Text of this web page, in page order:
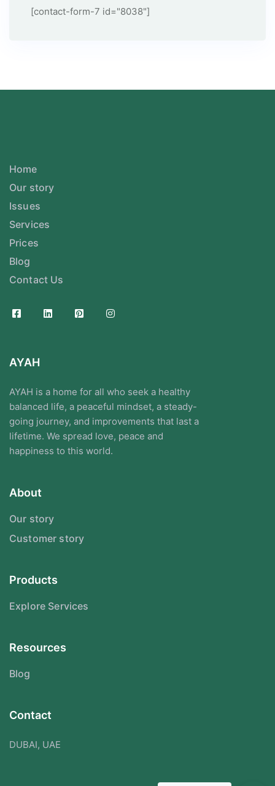
[contact-form-7 id="8038"]
Home
Our story
Issues
Services
Prices
Blog
Contact Us
AYAH
AYAH is a home for all who seek a healthy
balanced life, a peaceful mindset, a steady-
going journey, and improvements that last a
lifetime. We spread love, peace and
happiness to this world.
About
Our story
Customer story
Products
Explore Services
Resources
Blog
Contact
DUBAI, UAE